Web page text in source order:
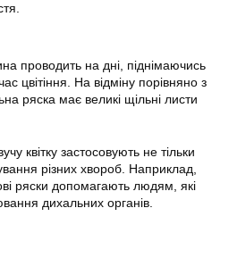
проводить на дні, піднімаючись
цвітіння. На відміну порівняно з
ряска має великі щільні листи
квітку застосовують не тільки
різних хвороб. Наприклад,
ряски допомагають людям, які
дихальних органів.